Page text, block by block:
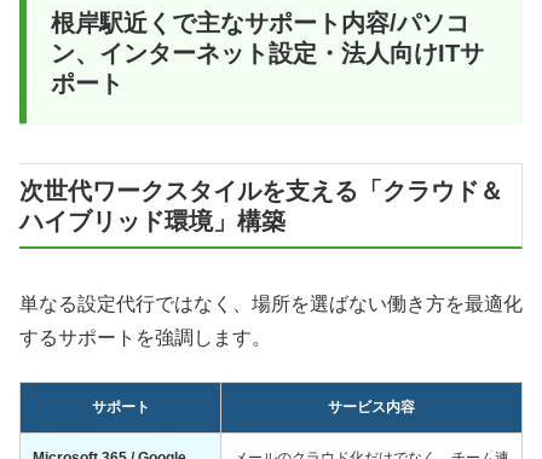
根岸駅近くで主なサポート内容/パソコ
ン、インターネット設定・法人向けITサ
ポート
次世代ワークスタイルを支える「クラウド＆
ハイブリッド環境」構築
単なる設定代行ではなく、場所を選ばない働き方を最適化
するサポートを強調します。
サポート サービス内容